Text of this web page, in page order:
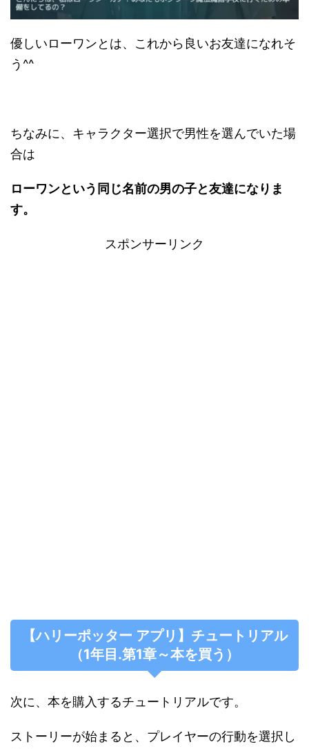
優しいローワンとは、これから良いお友達になれそ
う^^
ちなみに、キャラクター選択で男性を選んでいた場
合は
ローワンという同じ名前の男の子と友達になりま
す。
スポンサーリンク
【ハリーポッター アプリ】チュートリアル
（1年目.第1章～本を買う）
次に、本を購入するチュートリアルです。
ストーリーが始まると、プレイヤーの行動を選択し